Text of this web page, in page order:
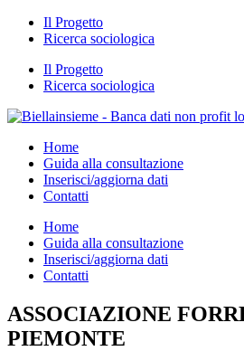
Il Progetto
Ricerca sociologica
Il Progetto
Ricerca sociologica
Home
Guida alla consultazione
Inserisci/aggiorna dati
Contatti
Home
Guida alla consultazione
Inserisci/aggiorna dati
Contatti
ASSOCIAZIONE
PIEMONTE